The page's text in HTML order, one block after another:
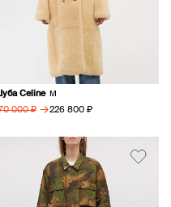
Celine M
000 ₽ → 226 800 ₽